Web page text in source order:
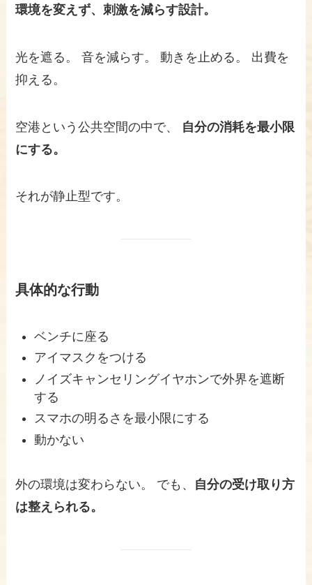
環境を変えず、刺激を減らす設計。
光を遮る。 音を減らす。 動きを止める。 出費を
抑える。
空港という公共空間の中で、 自分の消耗を最小限
にする。
それが静止型です。
具体的な行動
ベンチに座る
アイマスクをつける
ノイズキャンセリングイヤホンで外界を遮断
する
スマホの明るさを最小限にする
動かない
外の環境は変わらない。 でも、 自分の受け取り方
は整えられる。